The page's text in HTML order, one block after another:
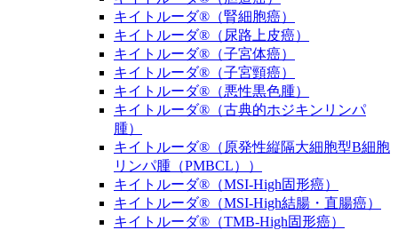
キイトルーダ®（腎細胞癌）
キイトルーダ®（尿路上皮癌）
キイトルーダ®（子宮体癌）
キイトルーダ®（子宮頸癌）
キイトルーダ®（悪性黒色腫）
キイトルーダ®（古典的ホジキンリンパ
腫）
キイトルーダ®（原発性縦隔大細胞型B細胞
リンパ腫（PMBCL））
キイトルーダ®（MSI-High固形癌）
キイトルーダ®（MSI-High結腸・直腸癌）
キイトルーダ®（TMB-High固形癌）